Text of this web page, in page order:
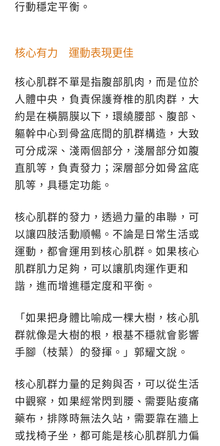
行動穩定平衡。
核心有力 運動表現更佳
核心肌群不單是指腹部肌肉，而是位於
人體中央，負責保護脊椎的肌肉群，大
約是在橫膈膜以下，環繞腰部、腹部、
軀幹中心到骨盆底間的肌群構造，大致
可分成深、淺兩個部分，淺層部分如腹
直肌等，負責發力；深層部分如骨盆底
肌等，具穩定功能。
核心肌群的發力，透過力量的串聯，可
以讓四肢活動順暢。不論是日常生活或
運動，都會運用到核心肌群。如果核心
肌群肌力足夠，可以讓肌肉運作更和
諧，進而增進穩定度和平衡。
「如果把身體比喻成一棵大樹，核心肌
群就像是大樹的根，根基不穩就會影響
手腳（枝葉）的發揮。」郭耀文說。
核心肌群力量的足夠與否，可以從生活
中觀察，如果經常閃到腰、需要貼痠痛
藥布，排隊時無法久站，需要靠在牆上
或找椅子坐，都可能是核心肌群肌力偏